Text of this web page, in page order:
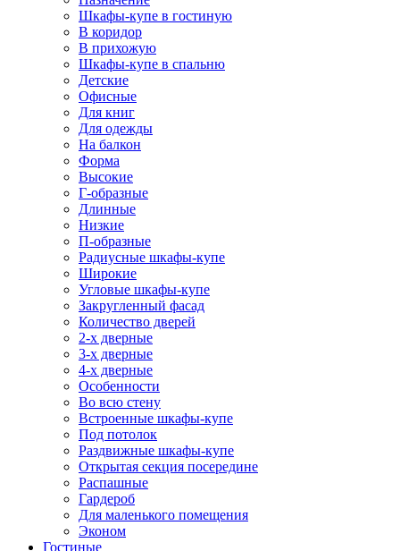
Шкафы-купе в гостиную
В коридор
В прихожую
Шкафы-купе в спальню
Детские
Офисные
Для книг
Для одежды
На балкон
Форма
Высокие
Г-образные
Длинные
Низкие
П-образные
Радиусные шкафы-купе
Широкие
Угловые шкафы-купе
Закругленный фасад
Количество дверей
2-х дверные
3-х дверные
4-х дверные
Особенности
Во всю стену
Встроенные шкафы-купе
Под потолок
Раздвижные шкафы-купе
Открытая секция посередине
Распашные
Гардероб
Для маленького помещения
Эконом
Гостиные